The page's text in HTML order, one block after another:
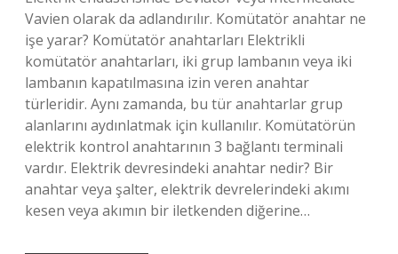
Vavien olarak da adlandırılır. Komütatör anahtar ne
işe yarar? Komütatör anahtarları Elektrikli
komütatör anahtarları, iki grup lambanın veya iki
lambanın kapatılmasına izin veren anahtar
türleridir. Aynı zamanda, bu tür anahtarlar grup
alanlarını aydınlatmak için kullanılır. Komütatörün
elektrik kontrol anahtarının 3 bağlantı terminali
vardır. Elektrik devresindeki anahtar nedir? Bir
anahtar veya şalter, elektrik devrelerindeki akımı
kesen veya akımın bir iletkenden diğerine…